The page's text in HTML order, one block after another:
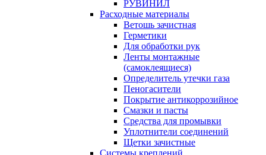
РУВИНИЛ
Расходные материалы
Ветошь зачистная
Герметики
Для обработки рук
Ленты монтажные
(самоклеящиеся)
Определитель утечки газа
Пеногасители
Покрытие антикоррозийное
Смазки и пасты
Средства для промывки
Уплотнители соединений
Щетки зачистные
Системы креплений